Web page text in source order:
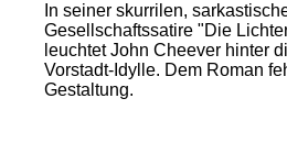
In seiner skurrilen,
Gesellschaftssatire "Die
leuchtet John Cheever hinter
Vorstadt-Idylle. Dem Roman
Gestaltung.